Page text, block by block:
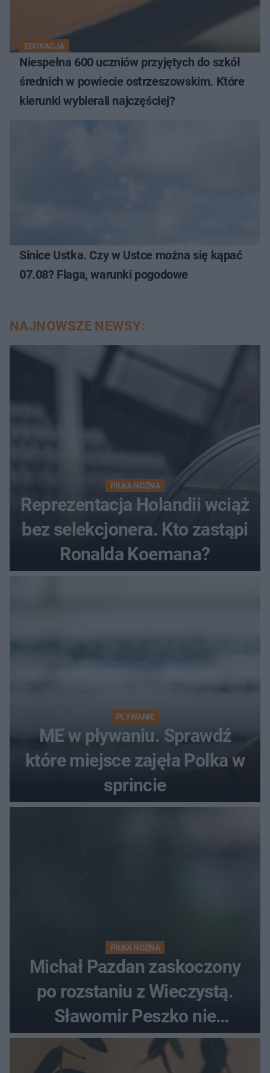
EDUKACJA
Niespełna 600 uczniów przyjętych do szkół
średnich w powiecie ostrzeszowskim. Które
kierunki wybierali najczęściej?
Sinice Ustka. Czy w Ustce można się kąpać
07.08? Flaga, warunki pogodowe
NAJNOWSZE NEWSY:
PIŁKA NOŻNA
Reprezentacja Holandii wciąż
bez selekcjonera. Kto zastąpi
Ronalda Koemana?
PŁYWANIE
ME w pływaniu. Sprawdź
które miejsce zajęła Polka w
sprincie
PIŁKA NOŻNA
Michał Pazdan zaskoczony
po rozstaniu z Wieczystą.
Sławomir Peszko nie
dotrzymał słowa?